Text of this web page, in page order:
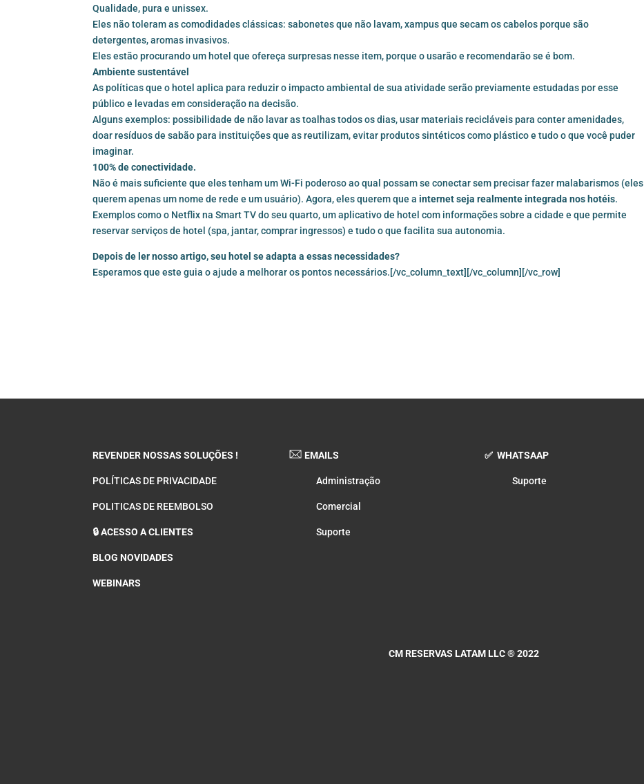
Qualidade, pura e unissex.
Eles não toleram as comodidades clássicas: sabonetes que não lavam, xampus que secam os cabelos porque são
detergentes, aromas invasivos.
Eles estão procurando um hotel que ofereça surpresas nesse item, porque o usarão e recomendarão se é bom.
Ambiente sustentável
As políticas que o hotel aplica para reduzir o impacto ambiental de sua atividade serão previamente estudadas por esse
público e levadas em consideração na decisão.
Alguns exemplos: possibilidade de não lavar as toalhas todos os dias, usar materiais recicláveis ​​para conter amenidades,
doar resíduos de sabão para instituições que as reutilizam, evitar produtos sintéticos como plástico e tudo o que você puder
imaginar.
100% de conectividade.
Não é mais suficiente que eles tenham um Wi-Fi poderoso ao qual possam se conectar sem precisar fazer malabarismos (eles
querem apenas um nome de rede e um usuário). Agora, eles querem que ainternet seja realmente integrada nos hotéis.
Exemplos como o Netflix na Smart TV do seu quarto, um aplicativo de hotel com informações sobre a cidade e que permite
reservar serviços de hotel (spa, jantar, comprar ingressos) e tudo o que facilita sua autonomia.
Depois de ler nosso artigo, seu hotel se adapta a essas necessidades?
Esperamos que este guia o ajude a melhorar os pontos necessários.[/vc_column_text][/vc_column][/vc_row]
REVENDER NOSSAS SOLUÇÕES !
POLÍTICAS DE PRIVACIDADE
POLITICAS DE REEMBOLSO
🔒 ACESSO A CLIENTES
BLOG NOVIDADES
WEBINARS
EMAILS
Administração
Comercial
Suporte
✅ WHATSAAP
Suporte
CM RESERVAS LATAM LLC® 2022